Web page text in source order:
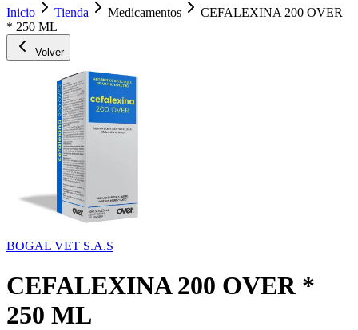
Inicio
Tienda Medicamentos
CEFALEXINA 200 OVER
* 250 ML
Volver
BOGAL VET S.A.S
CEFALEXINA 200 OVER *
250 ML